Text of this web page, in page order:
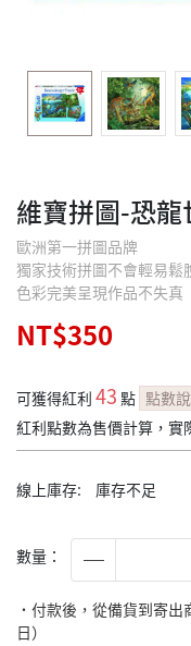
維寶拼圖-恐
歐洲第一拼圖品牌
獨家技術拼圖不會輕易鬆
色彩完美呈現作品不失真
NT$350
可獲得紅利 43 點 點數
紅利點數為售價計算，實
線上庫存: 庫存不足
數量：
˙付款後，從備貨到寄出
日）